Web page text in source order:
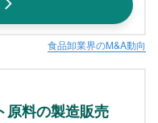
食品卸業界のM&A動向
原料の製造販売